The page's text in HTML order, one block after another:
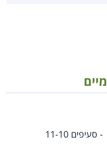
- סעיפים 11-10